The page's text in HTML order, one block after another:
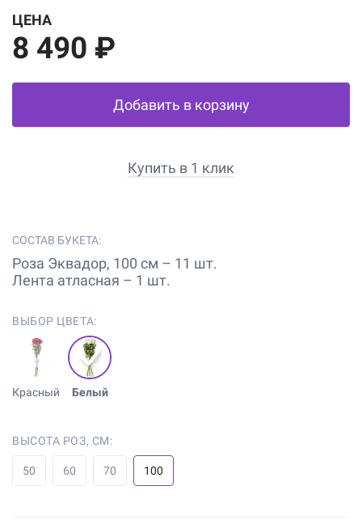
ЦЕНА
8 490 ₽
Добавить в корзину
Купить в 1 клик
СОСТАВ БУКЕТА:
Роза Эквадор, 100 см – 11 шт.
Лента атласная – 1 шт.
ВЫБОР ЦВЕТА:
Красный Белый
ВЫСОТА РОЗ, СМ:
50 60 70 100